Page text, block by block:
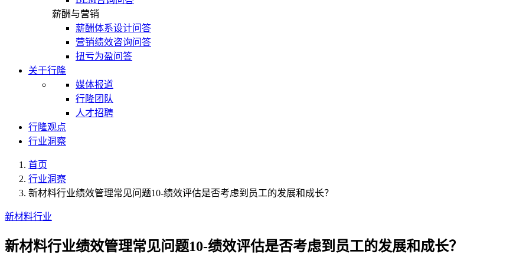
薪酬与营销
薪酬体系设计问答
营销绩效咨询问答
扭亏为盈问答
关于行隆
媒体报道
行隆团队
人才招聘
行隆观点
行业洞察
首页
行业洞察
新材料行业绩效管理常见问题10-绩效评估是否考虑到员工的发展和成长？
新材料行业
新材料行业绩效管理常见问题10-绩效评估是否考虑到员工的发展和成长？